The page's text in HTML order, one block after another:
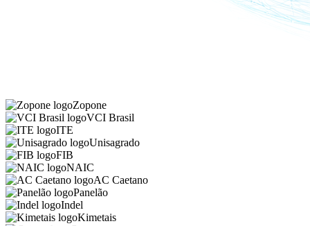
Zopone
VCI Brasil
ITE
Unisagrado
FIB
NAIC
AC Caetano
Panelão
Indel
Kimetais